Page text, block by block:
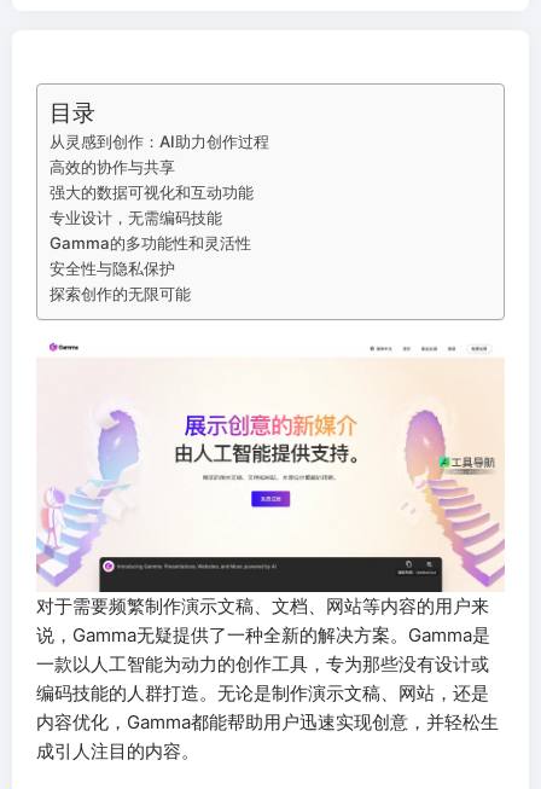
目录
从灵感到创作：AI助力创作过程
高效的协作与共享
强大的数据可视化和互动功能
专业设计，无需编码技能
Gamma的多功能性和灵活性
安全性与隐私保护
探索创作的无限可能
对于需要频繁制作演示文稿、文档、网站等内容的用户来
说，Gamma无疑提供了一种全新的解决方案。Gamma是
一款以人工智能为动力的创作工具，专为那些没有设计或
编码技能的人群打造。无论是制作演示文稿、网站，还是
内容优化，Gamma都能帮助用户迅速实现创意，并轻松生
成引人注目的内容。